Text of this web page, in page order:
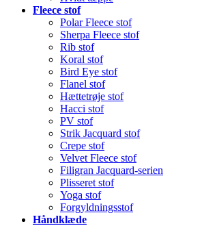
Fleece stof
Polar Fleece stof
Sherpa Fleece stof
Rib stof
Koral stof
Bird Eye stof
Flanel stof
Hættetrøje stof
Hacci stof
PV stof
Strik Jacquard stof
Crepe stof
Velvet Fleece stof
Filigran Jacquard-serien
Plisseret stof
Yoga stof
Forgyldningsstof
Håndklæde